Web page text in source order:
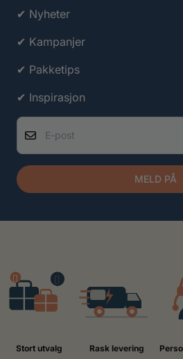
✔ Nyheter
✔ Kampanjer
✔ Pakketips
✔ Inspirasjon
E-post
MELD PÅ
Stort utvalg Rask levering